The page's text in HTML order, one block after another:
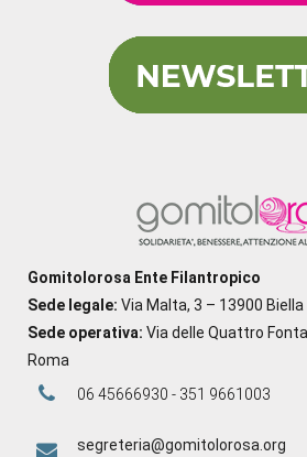
Gomitolorosa Ente Filantropico
Sede legale: Via Malta, 3 – 13900 Biella
Sede operativa: Via delle Quattro
Roma
06 45666930 - 351 9661003
segreteria@gomitolorosa.org